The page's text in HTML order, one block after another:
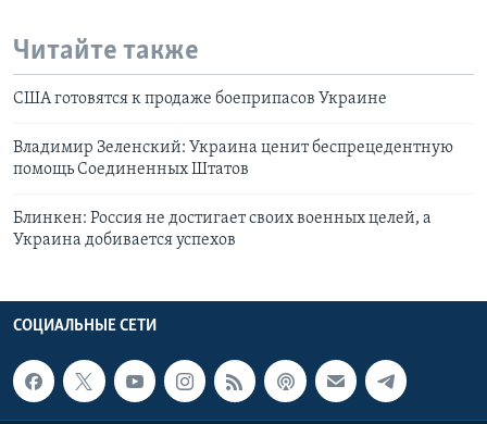
Читайте также
США готовятся к продаже боеприпасов Украине
Владимир Зеленский: Украина ценит беспрецедентную
помощь Соединенных Штатов
Блинкен: Россия не достигает своих военных целей, а
Украина добивается успехов
СОЦИАЛЬНЫЕ СЕТИ